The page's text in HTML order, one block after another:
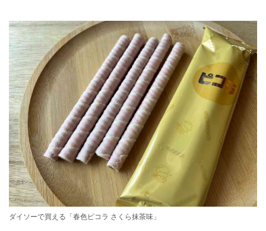
ダイソーで買える「春色ピコラ さくら抹茶味」